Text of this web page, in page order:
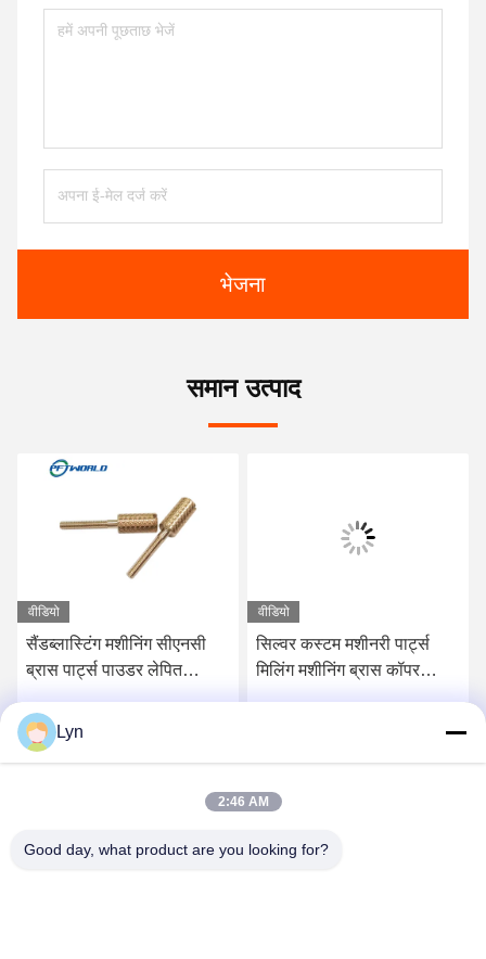
भेजना
समान उत्पाद
वीडियो
सैंडब्लास्टिंग मशीनिंग सीएनसी
ब्रास पार्ट्स पाउडर लेपित
वीडियो
सिल्वर कस्टम मशीनरी पार्ट्स
मिलिंग मशीनिंग ब्रास कॉपर
Lyn
2:46 AM
Good day, what product are you looking for?